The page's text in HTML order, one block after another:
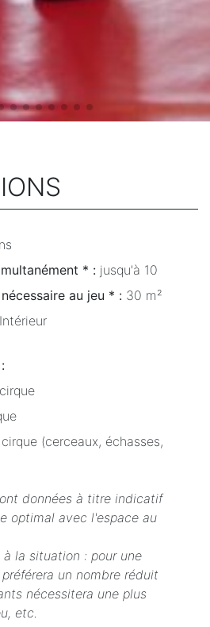
* : jusqu'à 10
au jeu * : 30 m²
Intérieur
(cerceaux, échasses,
données à titre indicatif
optimal avec l'espace au
la situation : pour une
un nombre réduit
nécessitera une plus
etc.